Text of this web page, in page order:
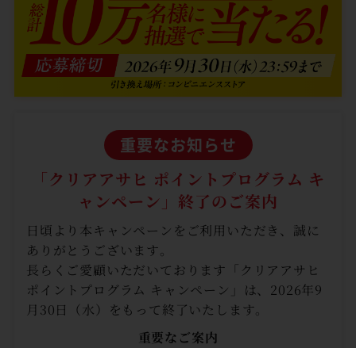
重要なお知らせ
「クリアアサヒ ポイントプログラム キ
ャンペーン」 終了のご案内
日頃より本キャンペーンをご利用いただき、誠に
ありがとうございます。
長らくご愛顧いただいております「クリアアサヒ
ポイントプログラム キャンペーン」は、2026年9
月30日（水）をもって終了いたします。
重要なご案内